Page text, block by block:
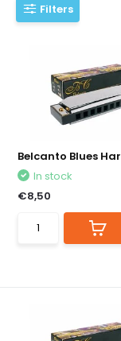
Filters
Belcanto Blues
In stock
€8,50